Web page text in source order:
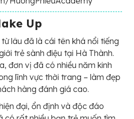
Up
lâu đã là cái tên khá nổi tiếng
trẻ sành điệu tại Hà Thành.
đơn vị đã có nhiều năm kinh
lĩnh vực thời trang – làm đẹp
hàng đánh giá cao.
đại, ổn định và độc đáo